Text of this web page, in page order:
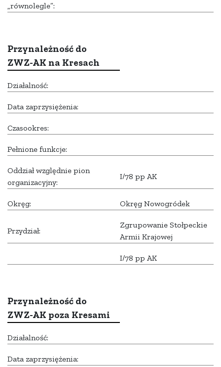
„równolegle”:
Przynależność do
ZWZ-AK na Kresach
Działalność:
Data zaprzysiężenia:
Czasookres:
Pełnione funkcje:
Oddział względnie pion
organizacyjny:
I/78 pp AK
Okręg: Okręg Nowogródek
Przydział:
Zgrupowanie Stołpeckie
Armii Krajowej
I/78 pp AK
Przynależność do
ZWZ-AK poza Kresami
Działalność:
Data zaprzysiężenia: